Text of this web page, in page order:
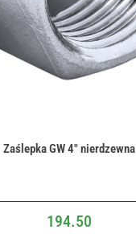
Zaślepka GW 4" nierdzewna
194.50